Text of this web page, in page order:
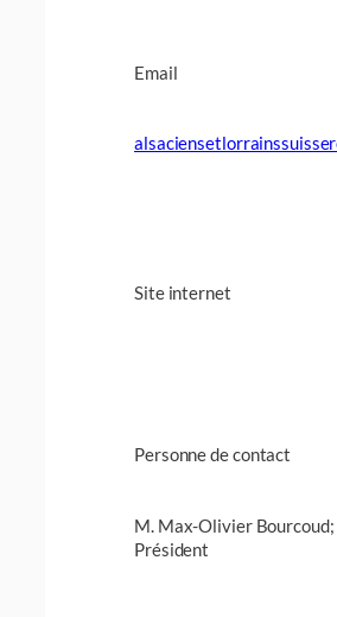
Email
Site internet
Personne de contact
M. Max-Olivier Bourcoud;
Président